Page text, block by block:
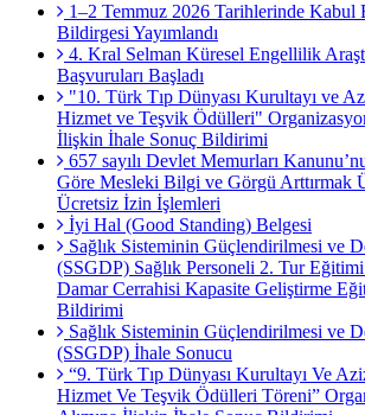
1–2 Temmuz 2026 Tarihlerinde Kabul
Bildirgesi Yayımlandı
4. Kral Selman Küresel Engellilik
Başvuruları Başladı
"10. Türk Tıp Dünyası Kurultayı ve
Hizmet ve Teşvik Ödülleri"
İlişkin İhale Sonuç Bildirimi
657 sayılı Devlet Memurları
Göre Mesleki Bilgi ve Görgü Arttırmak
Ücretsiz İzin İşlemleri
İyi Hal (Good Standing) Belgesi
Sağlık Sisteminin Güçlendirilmesi ve
(SSGDP) Sağlık Personeli 2. Tur
Damar Cerrahisi Kapasite Geliştirme
Bildirimi
Sağlık Sisteminin Güçlendirilmesi ve
(SSGDP) İhale Sonucu
“9. Türk Tıp Dünyası Kurultayı Ve
Hizmet Ve Teşvik Ödülleri Töreni”